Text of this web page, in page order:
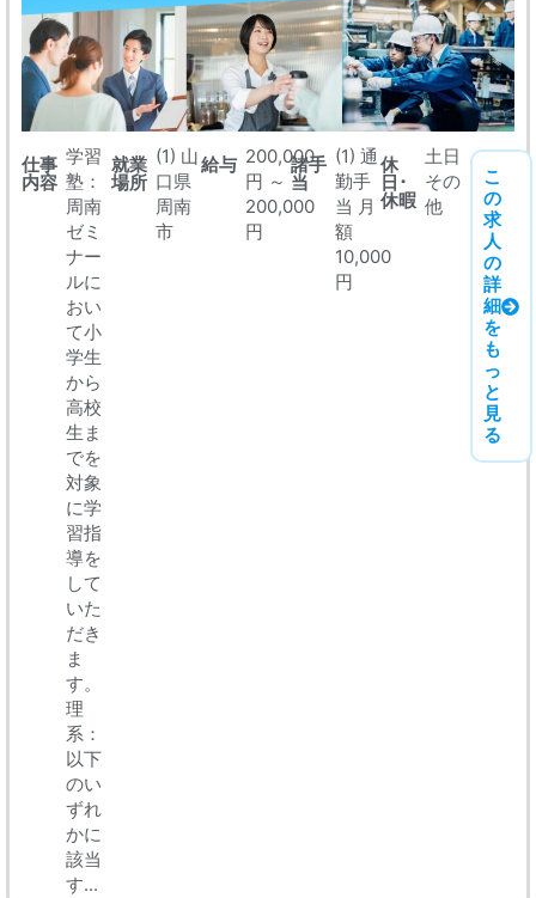
仕事
内容
学習
塾：
周南
ゼミ
ナー
ルに
おい
て小
学生
から
高校
生ま
でを
対象
に学
習指
導を
して
いた
だき
ま
す。
理
系：
以下
のい
ずれ
かに
該当
す...
就業
場所
(1) 山
口県
周南
市
給与 200,000
円 ～
200,000
円
諸手
当
(1) 通
勤手
当 月
額
10,000
円
休
日･
休暇
土日
その
他
こ
の
求
人
の
詳
細
を
も
っ
と
見
る